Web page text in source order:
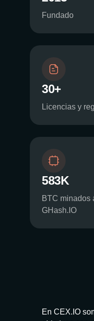
Fundado
30+
Licencias y
583K
BTC minados
GHash.IO
En CEX.IO